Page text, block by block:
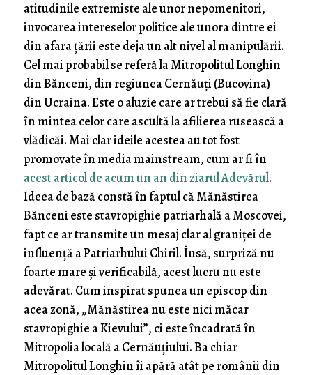
atitudinile extremiste ale unor nepomenitori,
invocarea intereselor politice ale unora dintre ei
din afara țării este deja un alt nivel al manipulării.
Cel mai probabil se referă la Mitropolitul Longhin
din Bănceni, din regiunea Cernăuți (Bucovina)
din Ucraina. Este o aluzie care ar trebui să fie clară
în mintea celor care ascultă la afilierea rusească a
vlădicăi. Mai clar ideile acestea au tot fost
promovate în media mainstream, cum ar fi în
acest articol de acum un an din ziarul Adevărul.
Ideea de bază constă în faptul că Mănăstirea
Bănceni este stavropighie patriarhală a Moscovei,
fapt ce ar transmite un mesaj clar al graniței de
influență a Patriarhului Chiril. Însă, surpriză nu
foarte mare și verificabilă, acest lucru nu este
adevărat. Cum inspirat spunea un episcop din
acea zonă, „Mănăstirea nu este nici măcar
stavropighie a Kievului”, ci este încadrată în
Mitropolia locală a Cernăuțiului. Ba chiar
Mitropolitul Longhin îi apără atât pe românii din